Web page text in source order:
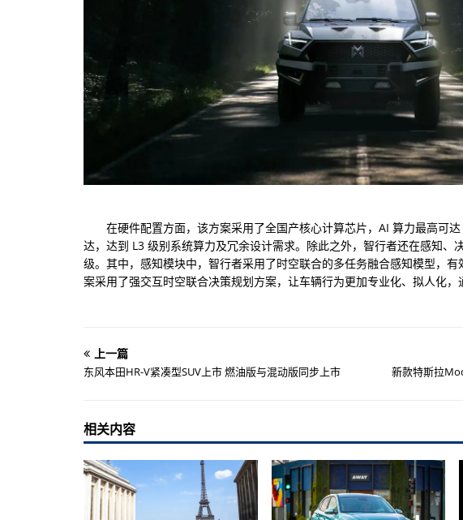
在硬件配置方面，该方案采用了全国产核心计算芯片，AI 算力最高可达
达，达到 L3 级别系统算力及冗余设计需求。除此之外，智行者还在感知、
级。其中，感知模块中，智行者采用了时空联合的多任务融合感知模型，
案采用了强交互时空联合决策规划方案，让车辆行为更加专业化、拟人化，
上一篇
东风本田HR-V紧凑型SUV上市 燃油版与混动版同步上市 新款特斯拉
相关内容